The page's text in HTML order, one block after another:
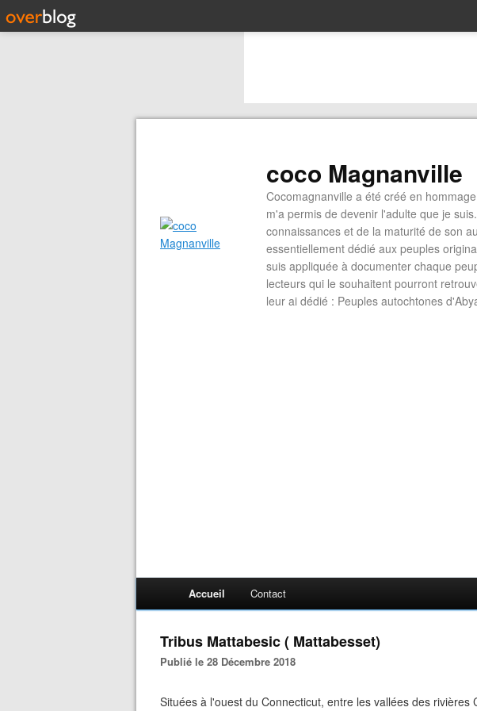
coco Magnanville
Cocomagnanville a été créé en
m'a permis de devenir l'adulte que je
connaissances et de la maturité de son
essentiellement dédié aux peuples
suis appliquée à documenter chaque
lecteurs qui le souhaitent pourront
leur ai dédié : Peuples autochtones
Accueil Contact
Tribus Mattabesic ( Mattabesset)
Publié le 28 Décembre 2018
Situées à l'ouest du Connecticut, entre les vallées des rivières